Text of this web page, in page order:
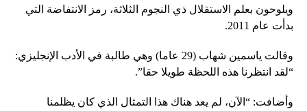
ويلوحون بعلم الاستقلال ذي النجوم الثلاثة، رمز الانتفاضة التي
بدأت عام 2011.
وقالت ياسمين شهاب (29 عاما) وهي طالبة في الأدب الإنجليزي:
“لقد انتظرنا هذه اللحظة طويلا حقا”.
وأضافت: “الآن، لم يعد هناك هذا التمثال الذي كان يظلمنا